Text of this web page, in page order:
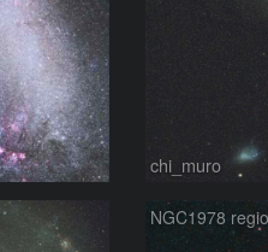
chi_muro
NGC1978